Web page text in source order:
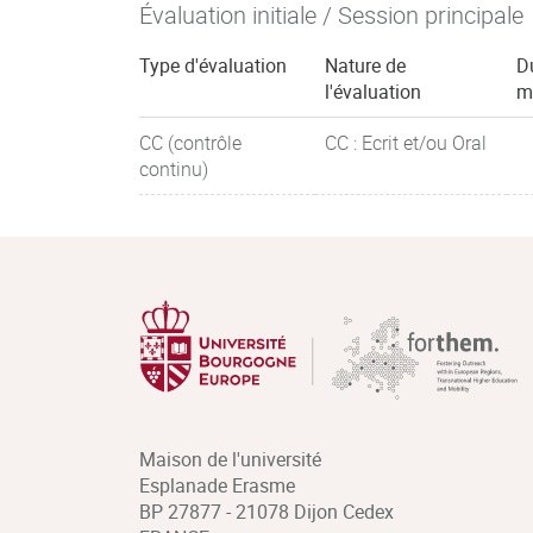
Évaluation initiale / Session principale
Type d'évaluation
Nature de
l'évaluation
CC (contrôle
continu)
CC : Ecrit et/ou Oral
Maison de l'université
Esplanade Erasme
BP 27877 - 21078 Dijon Cedex